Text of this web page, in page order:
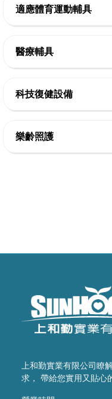
◇律動體能
◇感官刺激
◇精細動作教具
◇音樂智能教具
◇教室設備
◇口語表達
◇社會技巧
適應體育運動輔具
◇復健運動三輪車
◇Frame Running 框架
◇運動輔具專案規劃
◇主被動健身器材
◇特殊浮具
醫療輔具
◇休閒育樂輔具
◇步態訓練器
◇生活輔具
科技復健設備
◇復健治療設備
樂齡照護
上和勤實業有限公司瞭
求， 帶給您實用又貼心